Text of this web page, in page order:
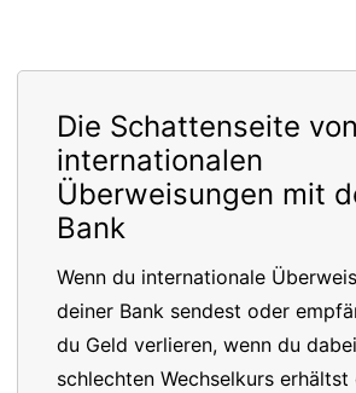
Die Schattenseite von
internationalen
Überweisungen mit
Bank
Wenn du internationale
deiner Bank sendest oder
du Geld verlieren, wenn du
schlechten Wechselkurs erhältst